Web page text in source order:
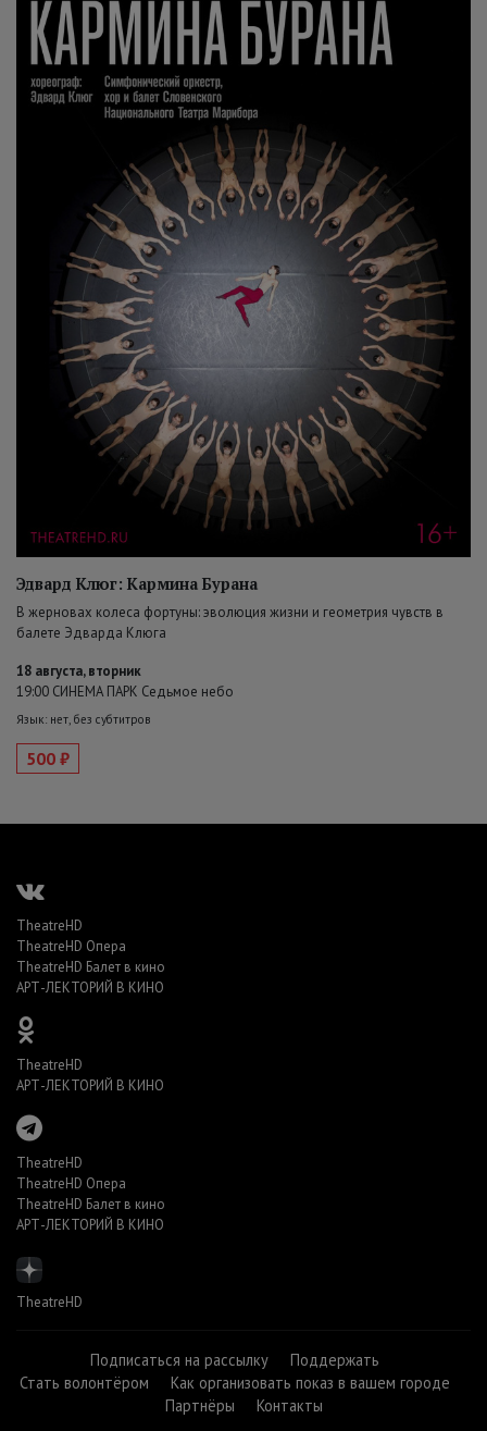
Эдвард Клюг: Кармина Бурана
В жерновах колеса фортуны: эволюция жизни и геометрия чувств в
балете Эдварда Клюга
18 августа, вторник
19:00 СИНЕМА ПАРК Седьмое небо
Язык: нет, без субтитров
500 ₽
TheatreHD
TheatreHD Опера
TheatreHD Балет в кино
АРТ-ЛЕКТОРИЙ В КИНО
TheatreHD
АРТ-ЛЕКТОРИЙ В КИНО
TheatreHD
TheatreHD Опера
TheatreHD Балет в кино
АРТ-ЛЕКТОРИЙ В КИНО
TheatreHD
Подписаться на рассылку
Поддержать
Стать волонтёром
Как организовать показ в вашем городе
Партнёры
Контакты